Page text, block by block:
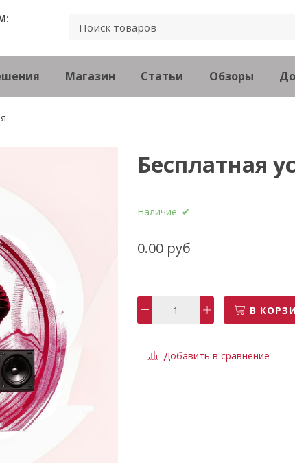
Магазин Статьи Обзоры
Бесплатная
Наличие: ✔
0.00 руб
В
Добавить в сравнение